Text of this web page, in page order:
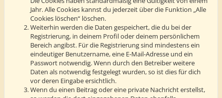
Jahr. Alle Cookies kannst du jederzeit über die Funktion „Alle
Cookies löschen“ löschen.
Weiterhin werden die Daten gespeichert, die du bei der
Registrierung, in deinem Profil oder deinem persönlichem
Bereich angibst. Für die Registrierung sind mindestens ein
eindeutiger Benutzername, eine E-Mail-Adresse und ein
Passwort notwendig. Wenn durch den Betreiber weitere
Daten als notwendig festgelegt wurden, so ist dies für dich
vor deren Eingabe ersichtlich.
Wenn du einen Beitrag oder eine private Nachricht erstellst,